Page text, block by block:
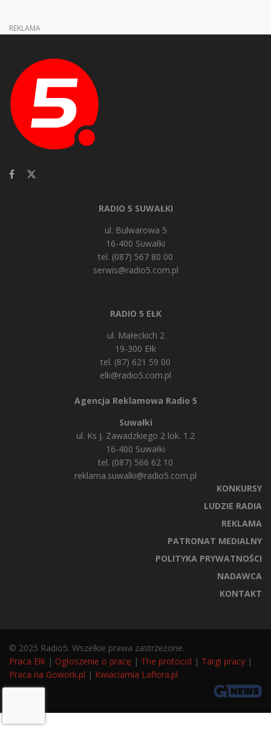
REKLAMA
RADIO 5 SUWAŁKI
ul. Bulwarowa 5
16-400 Suwałki
tel. (087) 567 80 00
serwis@radio5.com.pl
RADIO 5 EŁK
ul. Małeckich 2
19-300 Ełk
tel. (87) 621 59 00
elk@radio5.com.pl
Agencja Reklamowa Radio 5
Suwałki
ul. Ks J. Zawadzkiego 2 lok. 1.2
16-400 Suwałki
tel. (087) 566 62 10
reklama.suwalki@radio5.com.pl
KONKURSY
LUDZIE RADIA
REKLAMA
PATRONAT MEDIALNY
POLITYKA PRYWATNOŚCI
NADAWCA
KONTAKT
© 2025 Radio5. Wszelkie prawa zastrzeżone.
Praca Ełk | Ogłoszenie o pracę | The protocol | Targi pracy |
Praca na Gowork.pl | Kwiaciarnia Laflora.pl